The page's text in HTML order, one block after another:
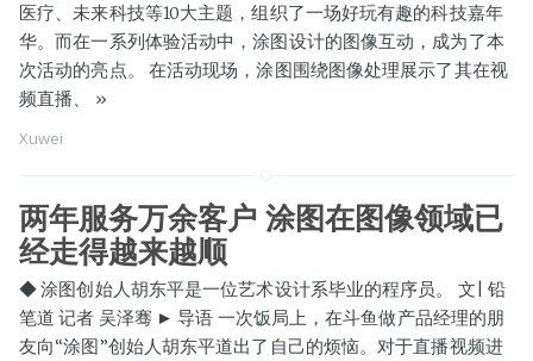
医疗、未来科技等10大主题，组织了一场好玩有趣的科技嘉年
华。而在一系列体验活动中，涂图设计的图像互动，成为了本
次活动的亮点。 在活动现场，涂图围绕图像处理展示了其在视
频直播、 »
Xuwei
两年服务万余客户 涂图在图像领域已
经走得越来越顺
◆ 涂图创始人胡东平是一位艺术设计系毕业的程序员。 文| 铅
笔道 记者 吴泽骞 ► 导语 一次饭局上，在斗鱼做产品经理的朋
友向“涂图”创始人胡东平道出了自己的烦恼。对于直播视频进